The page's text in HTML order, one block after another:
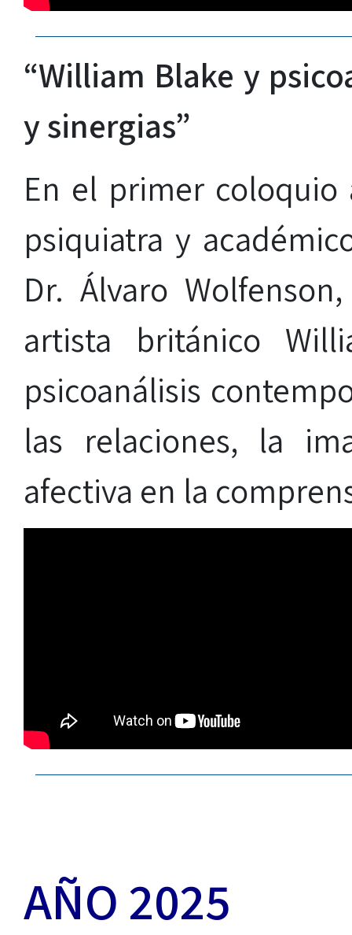
“William Blake y
y sinergias”
En el primer coloquio
psiquiatra y
Dr. Álvaro
artista británico
psicoanálisis
las relaciones, la
afectiva en la
AÑO 2025